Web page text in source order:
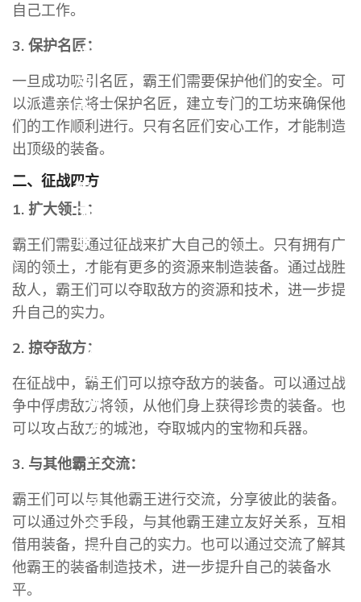
戏
动
态
集
团
服
务
沟
通
凯
发
娱
发
K8
官
网
自己工作。
3. 保护名匠：
一旦成功吸引名匠，霸王们需要保护他们的安全。可
以派遣亲信将士保护名匠，建立专门的工坊来确保他
们的工作顺利进行。只有名匠们安心工作，才能制造
出顶级的装备。
二、征战四方
1. 扩大领土：
霸王们需要通过征战来扩大自己的领土。只有拥有广
阔的领土，才能有更多的资源来制造装备。通过战胜
敌人，霸王们可以夺取敌方的资源和技术，进一步提
升自己的实力。
2. 掠夺敌方：
在征战中，霸王们可以掠夺敌方的装备。可以通过战
争中俘虏敌方将领，从他们身上获得珍贵的装备。也
可以攻占敌方的城池，夺取城内的宝物和兵器。
3. 与其他霸王交流：
霸王们可以与其他霸王进行交流，分享彼此的装备。
可以通过外交手段，与其他霸王建立友好关系，互相
借用装备，提升自己的实力。也可以通过交流了解其
他霸王的装备制造技术，进一步提升自己的装备水
平。